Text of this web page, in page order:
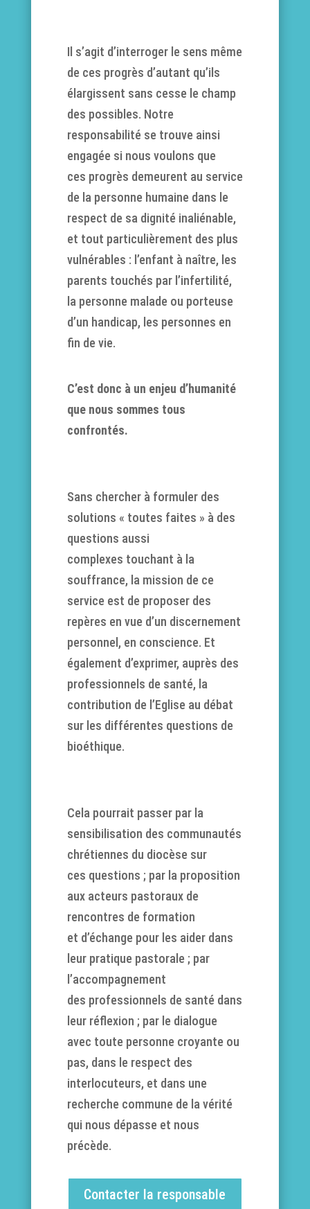
Il s’agit d’interroger le sens même
de ces progrès d’autant qu’ils
élargissent sans cesse le champ
des possibles. Notre
responsabilité se trouve ainsi
engagée si nous voulons que
ces progrès demeurent au service
de la personne humaine dans le
respect de sa dignité inaliénable,
et tout particulièrement des plus
vulnérables : l’enfant à naître, les
parents touchés par l’infertilité,
la personne malade ou porteuse
d’un handicap, les personnes en
fin de vie.
C’est donc à un enjeu d’humanité
que nous sommes tous
confrontés.
Sans chercher à formuler des
solutions « toutes faites » à des
questions aussi
complexes touchant à la
souffrance, la mission de ce
service est de proposer des
repères en vue d’un discernement
personnel, en conscience. Et
également d’exprimer, auprès des
professionnels de santé, la
contribution de l’Eglise au débat
sur les différentes questions de
bioéthique.
Cela pourrait passer par la
sensibilisation des communautés
chrétiennes du diocèse sur
ces questions ; par la proposition
aux acteurs pastoraux de
rencontres de formation
et d’échange pour les aider dans
leur pratique pastorale ; par
l’accompagnement
des professionnels de santé dans
leur réflexion ; par le dialogue
avec toute personne croyante ou
pas, dans le respect des
interlocuteurs, et dans une
recherche commune de la vérité
qui nous dépasse et nous
précède.
Contacter la responsable